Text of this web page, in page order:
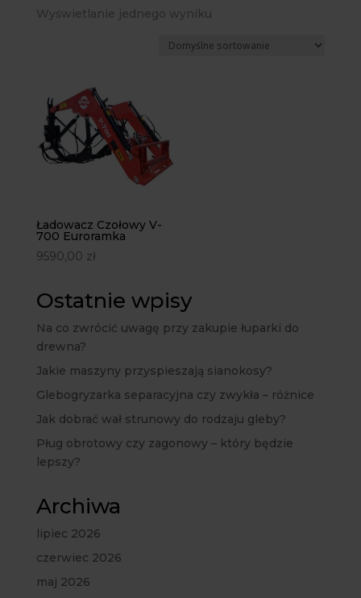
Wyświetlanie jednego wyniku
Ładowacz Czołowy V-
700 Euroramka
9590,00 zł
Ostatnie wpisy
Na co zwrócić uwagę przy zakupie łuparki do
drewna?
Jakie maszyny przyspieszają sianokosy?
Glebogryzarka separacyjna czy zwykła – różnice
Jak dobrać wał strunowy do rodzaju gleby?
Pług obrotowy czy zagonowy – który będzie
lepszy?
Archiwa
lipiec 2026
czerwiec 2026
maj 2026